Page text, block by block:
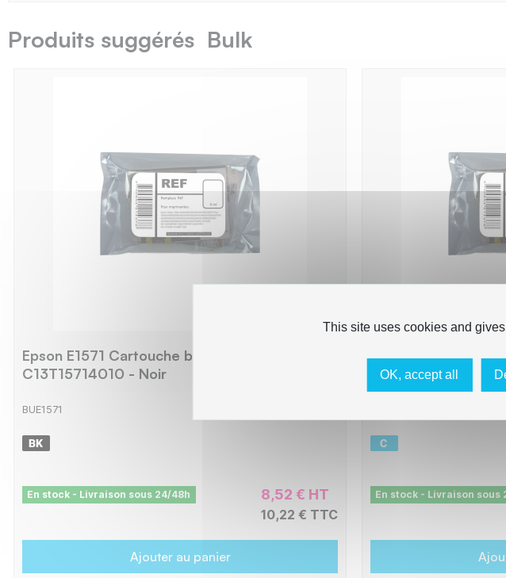
Produits suggérés Bulk
Epson E1571 Cartouche bulk compatible avec
C13T15714010 - Noir
BUE1571
En stock - Livraison sous 24/48h 8,52 € HT
10,22 € TTC
Ajouter au panier
Epson E1572
C13T15724010 -
En stock - Livraison sous
This site uses cookies and
OK, accept all